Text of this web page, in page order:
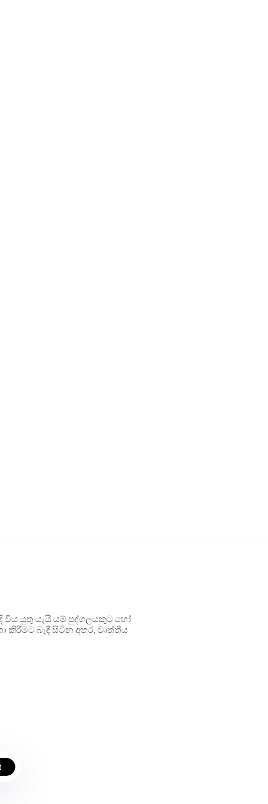
යුතු යැයි යම් පුද්ගලයකුට හෝ
කිරීමට බැඳී සිටින අතර, වෘත්තීය